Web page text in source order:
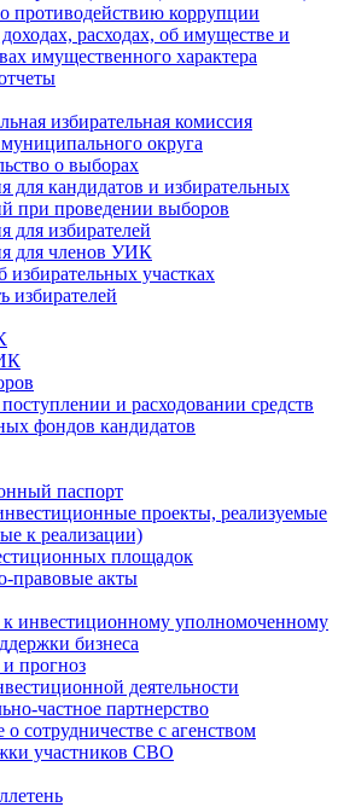
противодействию коррупции
расходах, об имуществе и
имущественного характера
избирательная комиссия
округа
о выборах
для кандидатов и избирательных
при проведении выборов
для избирателей
для членов УИК
избирательных участках
избирателей
и расходовании средств
фондов кандидатов
паспорт
проекты, реализуемые
к реализации)
площадок
правовые акты
инвестиционному уполномоченному
бизнеса
прогноз
деятельности
частное партнерство
сотрудничестве с агенством
участников СВО